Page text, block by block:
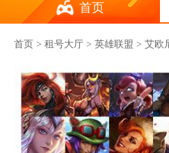
首页
首页 > 租号大厅 > 英雄联盟 > 艾欧